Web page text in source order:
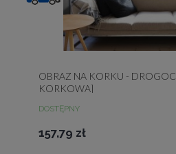
OBRAZ NA KORKU -
KORKOWA]
DOSTĘPNY
157,79 zł